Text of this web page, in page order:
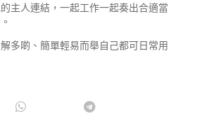
主人連結，一起工作一起奏出合適當
多啲、簡單輕易而舉自己都可日常用